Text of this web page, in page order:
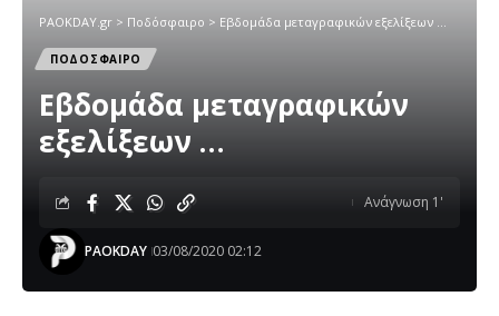
PAOKDAY.gr > Ποδόσφαιρο > Εβδομάδα μεταγραφικών εξελίξεων …
ΠΟΔΟΣΦΑΙΡΟ
Εβδομάδα μεταγραφικών
εξελίξεων …
PAOKDAY 03/08/2020 02:12
Ανάγνωση 1'